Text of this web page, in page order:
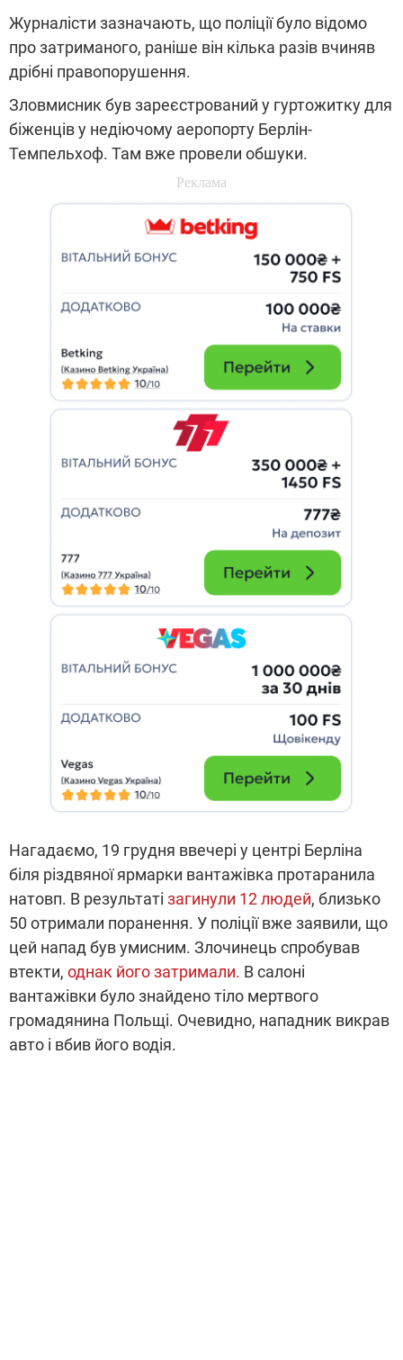
Журналісти зазначають, що поліції було відомо
про затриманого, раніше він кілька разів вчиняв
дрібні правопорушення.
Зловмисник був зареєстрований у гуртожитку для
біженців у недіючому аеропорту Берлін-
Темпельхоф. Там вже провели обшуки.
Нагадаємо, 19 грудня ввечері у центрі Берліна
біля різдвяної ярмарки вантажівка протаранила
натовп. В результаті загинули 12 людей, близько
50 отримали поранення. У поліції вже заявили, що
цей напад був умисним. Злочинець спробував
втекти, однак його затримали. В салоні
вантажівки було знайдено тіло мертвого
громадянина Польщі. Очевидно, нападник викрав
авто і вбив його водія.